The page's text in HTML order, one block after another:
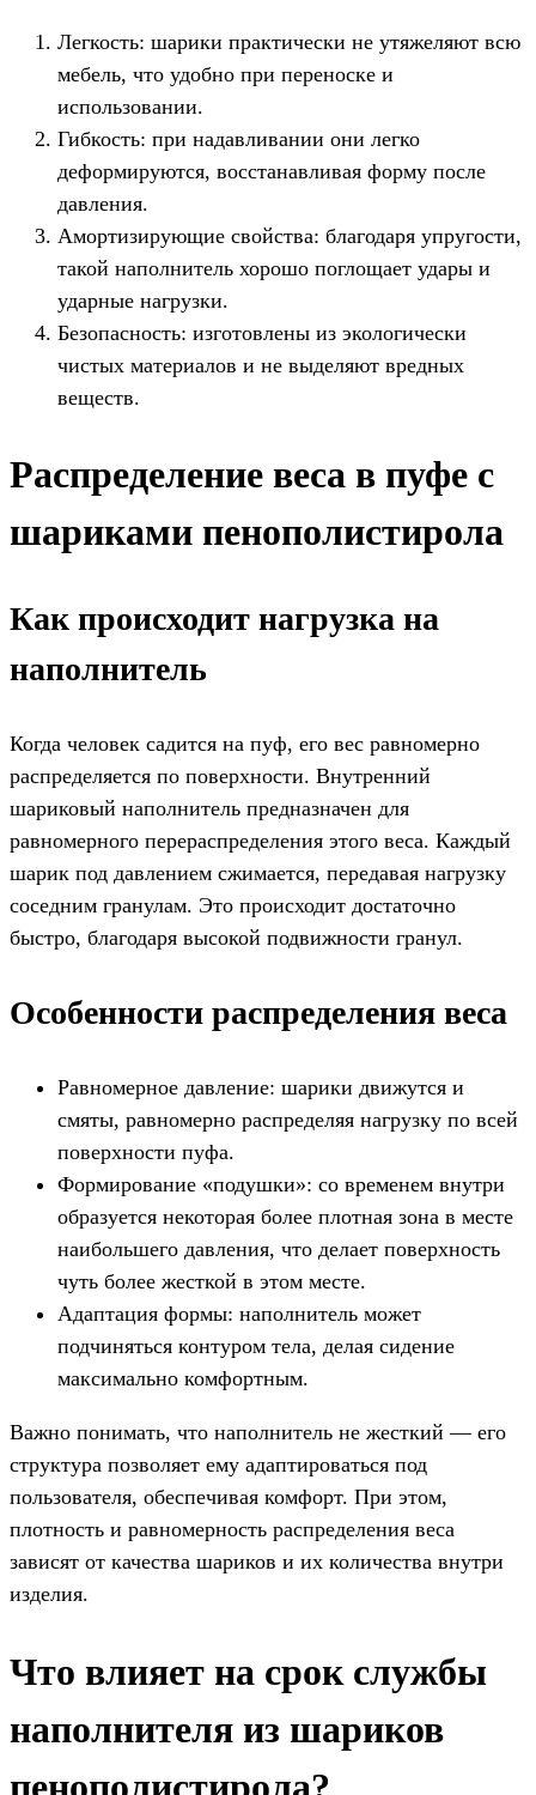
Легкость: шарики практически не утяжеляют всю
мебель, что удобно при переноске и
использовании.
Гибкость: при надавливании они легко
деформируются, восстанавливая форму после
давления.
Амортизирующие свойства: благодаря упругости,
такой наполнитель хорошо поглощает удары и
ударные нагрузки.
Безопасность: изготовлены из экологически
чистых материалов и не выделяют вредных
веществ.
Распределение веса в пуфе с
шариками пенополистирола
Как происходит нагрузка на
наполнитель
Когда человек садится на пуф, его вес равномерно
распределяется по поверхности. Внутренний
шариковый наполнитель предназначен для
равномерного перераспределения этого веса. Каждый
шарик под давлением сжимается, передавая нагрузку
соседним гранулам. Это происходит достаточно
быстро, благодаря высокой подвижности гранул.
Особенности распределения веса
Равномерное давление: шарики движутся и
смяты, равномерно распределяя нагрузку по всей
поверхности пуфа.
Формирование «подушки»: со временем внутри
образуется некоторая более плотная зона в месте
наибольшего давления, что делает поверхность
чуть более жесткой в этом месте.
Адаптация формы: наполнитель может
подчиняться контуром тела, делая сидение
максимально комфортным.
Важно понимать, что наполнитель не жесткий — его
структура позволяет ему адаптироваться под
пользователя, обеспечивая комфорт. При этом,
плотность и равномерность распределения веса
зависят от качества шариков и их количества внутри
изделия.
Что влияет на срок службы
наполнителя из шариков
пенополистирола?